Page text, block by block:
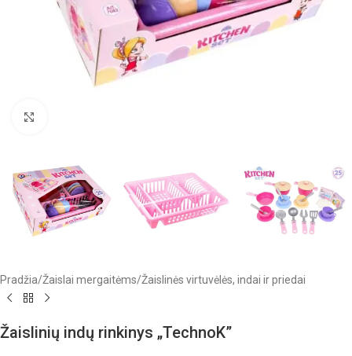
Pradžia/Žaislai mergaitėms/Žaislinės virtuvėlės, indai ir priedai
Žaislinių indų rinkinys „TechnoK”